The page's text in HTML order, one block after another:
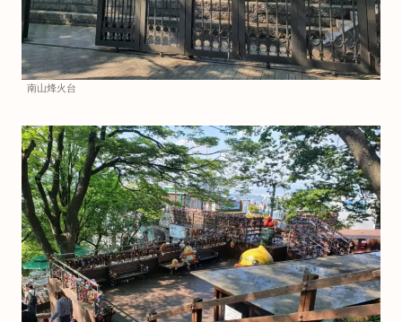
南山烽火台